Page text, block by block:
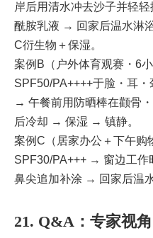
岸后用清水冲去沙子并轻
酰胺乳液 → 回家后温水淋
C衍生物＋保湿。
案例B（户外体育观赛・6
SPF50/PA++++于脸・耳
→ 午餐前用防晒棒在颧骨
后冷却 → 保湿 → 镇静。
案例C（居家办公＋下午购
SPF30/PA+++ → 窗边工作
鼻尖追加补涂 → 回家后温
21. Q&A：专家视